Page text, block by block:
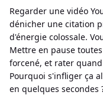
Regarder une vidéo
dénicher une citation
d'énergie colossale.
Mettre en pause
forcené, et rater
Pourquoi s'infliger ça
en quelques secondes